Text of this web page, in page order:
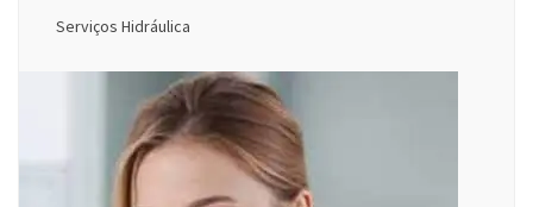
Serviços Hidráulica